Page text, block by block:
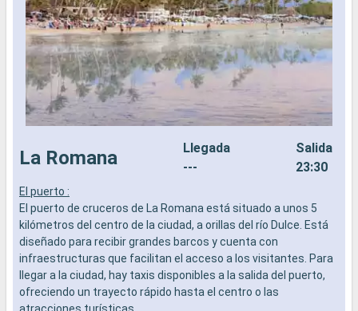
La Romana
Llegada
---
Salida
23:30
El puerto :
El puerto de cruceros de La Romana está situado a unos 5
kilómetros del centro de la ciudad, a orillas del río Dulce. Está
diseñado para recibir grandes barcos y cuenta con
infraestructuras que facilitan el acceso a los visitantes. Para
llegar a la ciudad, hay taxis disponibles a la salida del puerto,
ofreciendo un trayecto rápido hasta el centro o las